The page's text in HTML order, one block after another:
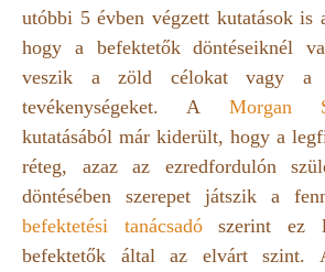
utóbbi 5 évben végzett kutatások is
hogy a befektetők döntéseiknél
veszik a zöld célokat vagy a
tevékenységeket. A Morgan
kutatásából már kiderült, hogy a
réteg, azaz az ezredfordulón
döntésében szerepet játszik a
befektetési tanácsadószerint ez
befektetők által az elvárt szint.